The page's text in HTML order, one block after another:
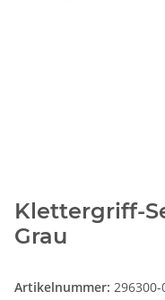
Klettergriff-
Grau
Artikelnummer: 296300-